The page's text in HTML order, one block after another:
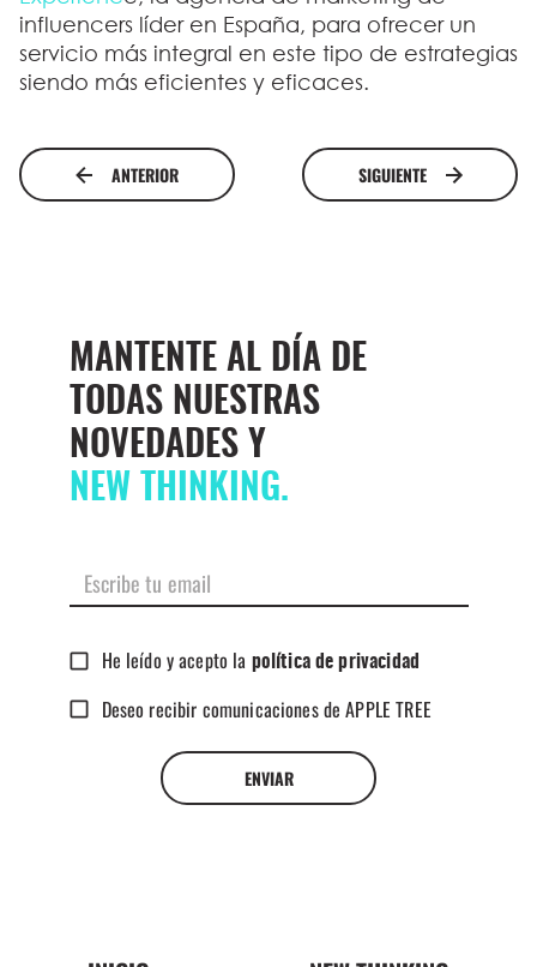
influencers líder en España, para ofrecer un
servicio más integral en este tipo de estrategias
siendo más eficientes y eficaces.
ANTERIOR SIGUIENTE
MANTENTE AL DÍA DE
TODAS NUESTRAS
NOVEDADES Y
NEW THINKING.
He leído y acepto la política de privacidad
Deseo recibir comunicaciones de APPLE TREE
ENVIAR